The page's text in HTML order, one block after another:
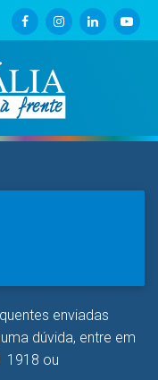
enviadas
dúvida, entre em
1918 ou